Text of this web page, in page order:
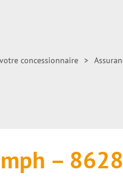
concessionnaire >
–